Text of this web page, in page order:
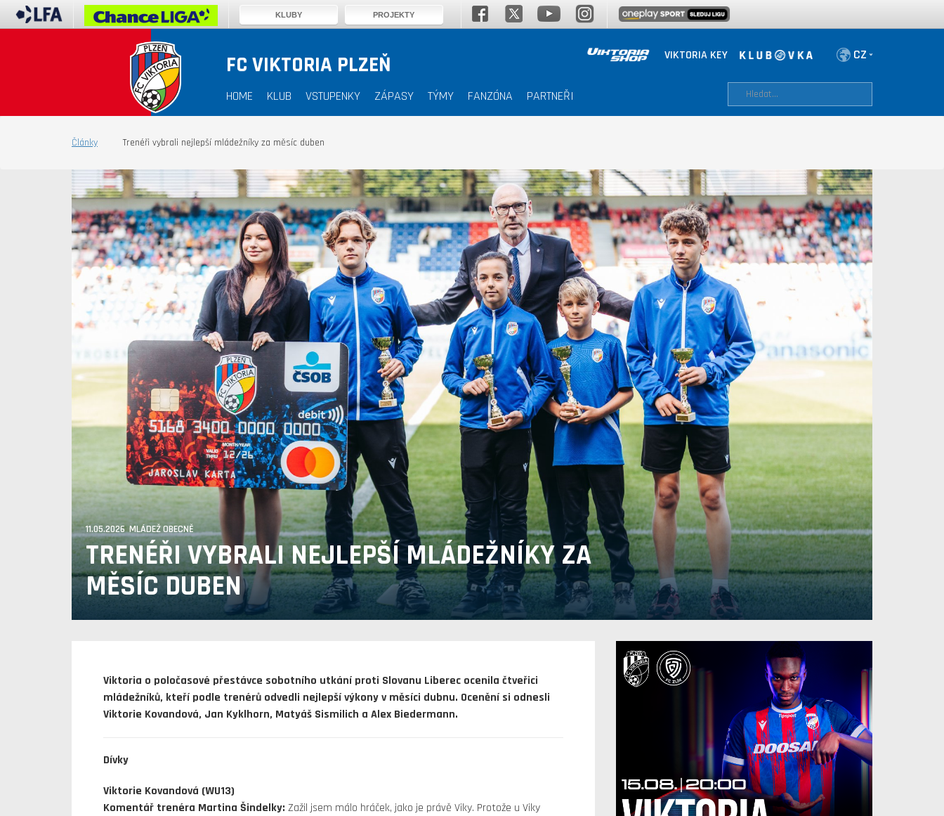
VIKTORIA KEY
FC VIKTORIA PLZEŇ
HOME KLUB VSTUPENKY ZÁPASY TÝMY FANZÓNA PARTNEŘI
Články Trenéři vybrali nejlepší mládežníky za měsíc duben
11.05.2026 MLÁDEŽ OBECNĚ
TRENÉŘI VYBRALI NEJLEPŠÍ MLÁDEŽNÍKY ZA
MĚSÍC DUBEN
Viktoria o poločasové přestávce sobotního utkání proti Slovanu Liberec ocenila čtveřici
mládežníků, kteří podle trenérů odvedli nejlepší výkony v měsíci dubnu. Ocenění si odnesli
Viktorie Kovandová, Jan Kyklhorn, Matyáš Sismilich a Alex Biedermann.
Dívky
Viktorie Kovandová (WU13)
Komentář trenéra Martina Šindelky: Zažil jsem málo hráček, jako je právě Viky. Protože u Viky
KLUBY PROJEKTY